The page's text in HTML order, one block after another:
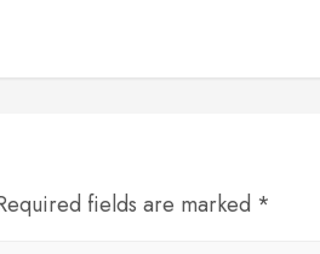
fields are marked *